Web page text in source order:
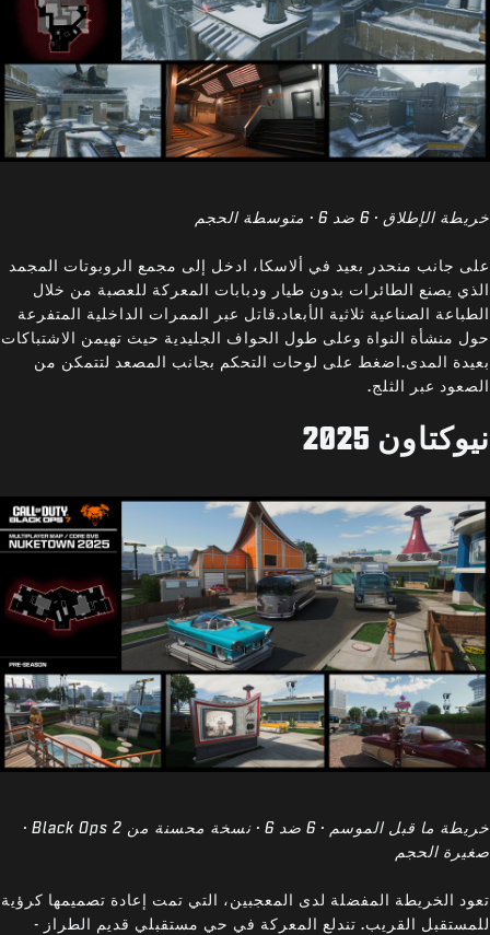
خريطة الإطلاق · 6 ضد 6 · متوسطة الحجم
على جانب منحدر بعيد في ألاسكا، ادخل إلى مجمع الروبوتات المجمد
الذي يصنع الطائرات بدون طيار ودبابات المعركة للعصبة من خلال
الطباعة الصناعية ثلاثية الأبعاد.قاتل عبر الممرات الداخلية المتفرعة
حول منشأة النواة وعلى طول الحواف الجليدية حيث تهيمن الاشتباكات
بعيدة المدى.اضغط على لوحات التحكم بجانب المصعد لتتمكن من
الصعود عبر الثلج.
نيوكتاون 2025
خريطة ما قبل الموسم · 6 ضد 6 · نسخة محسنة من Black Ops 2 ·
صغيرة الحجم
تعود الخريطة المفضلة لدى المعجبين، التي تمت إعادة تصميمها كرؤية
للمستقبل القريب. تندلع المعركة في حي مستقبلي قديم الطراز -